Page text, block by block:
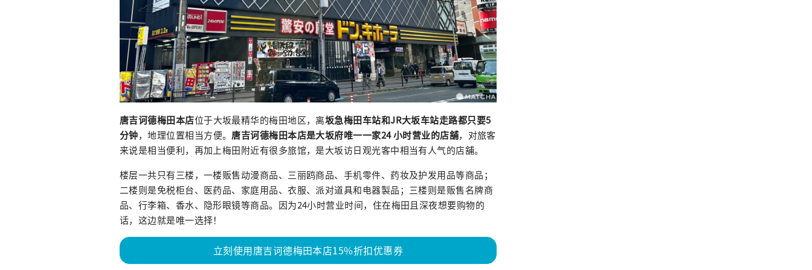
唐吉诃德梅田本店位于大坂最精华的梅田地区，离坂急梅田车站和JR大坂车站走路都只要5
分钟，地理位置相当方便。 唐吉诃德梅田本店是大坂府唯一一家24 小时营业的店舖，对旅客
来说是相当便利，再加上梅田附近有很多旅馆，是大坂访日观光客中相当有人气的店舖。
楼层一共只有三楼，一楼贩售动漫商品、三丽鸥商品、手机零件、药妆及护发用品等商品；
二楼则是免税柜台、医药品、家庭用品、衣服、派对道具和电器製品；三楼则是贩售名牌商
品、行李箱、香水、隐形眼镜等商品。因为24小时营业时间，住在梅田且深夜想要购物的
话，这边就是唯一选择！
立刻使用唐吉诃德梅田本店15%折扣优惠券